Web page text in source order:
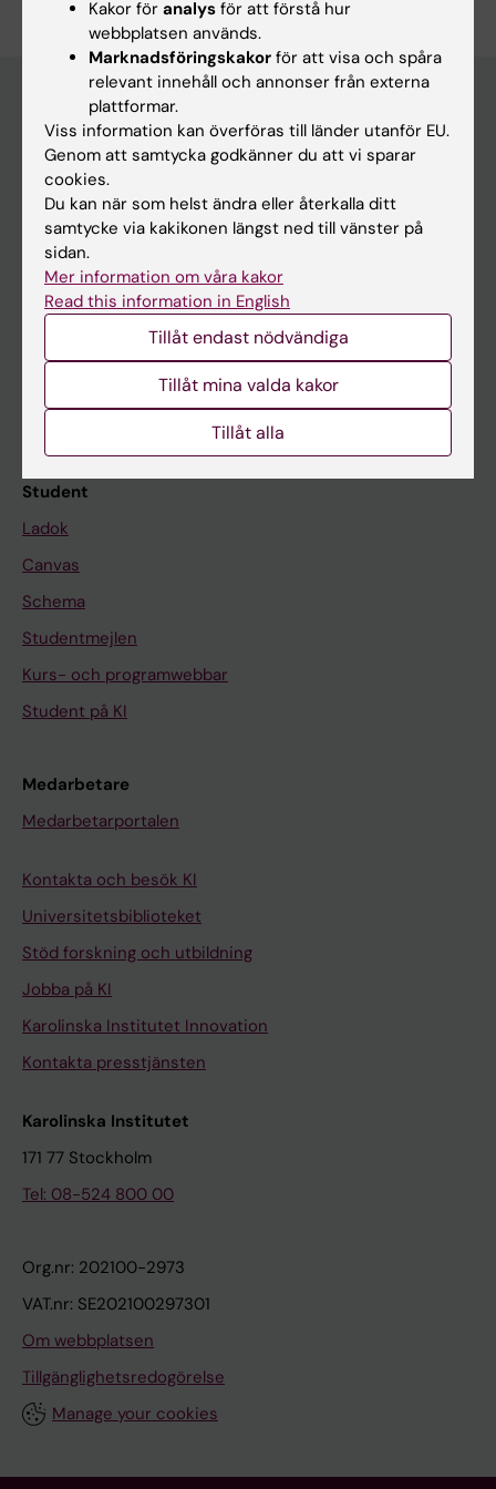
Huvudmeny
Utbildning
Forskarutbildning
Forskning
Om KI
På gång
Student
Ladok
Canvas
Schema
Studentmejlen
Kurs- och programwebbar
Student på KI
Medarbetare
Medarbetarportalen
Kontakta och besök KI
Universitetsbiblioteket
Stöd forskning och utbildning
Jobba på KI
Karolinska Institutet Innovation
Kontakta presstjänsten
Karolinska Institutet
171 77 Stockholm
Tel: 08-524 800 00
Org.nr: 202100-2973
VAT.nr: SE202100297301
Om webbplatsen
Tillgänglighetsredogörelse
Manage your cookies
Kakor för analys för att förstå hur
webbplatsen används.
Marknadsföringskakor för att visa och spåra
relevant innehåll och annonser från externa
plattformar.
Viss information kan överföras till länder utanför EU.
Genom att samtycka godkänner du att vi sparar
cookies.
Du kan när som helst ändra eller återkalla ditt
samtycke via kakikonen längst ned till vänster på
sidan.
Mer information om våra kakor
Read this information in English
Tillåt endast nödvändiga
Tillåt mina valda kakor
Tillåt alla